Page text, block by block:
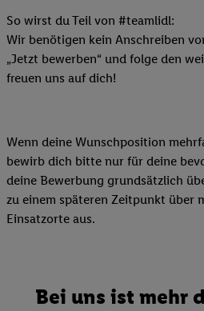
So wirst du Teil von #teamlidl:
Wir benötigen kein Anschreiben
„Jetzt bewerben“ und folge den
freuen uns auf dich!
Wenn deine Wunschposition
bewirb dich bitte nur für deine
deine Bewerbung grundsätzlich
zu einem späteren Zeitpunkt über
Einsatzorte aus.
Bei uns ist mehr